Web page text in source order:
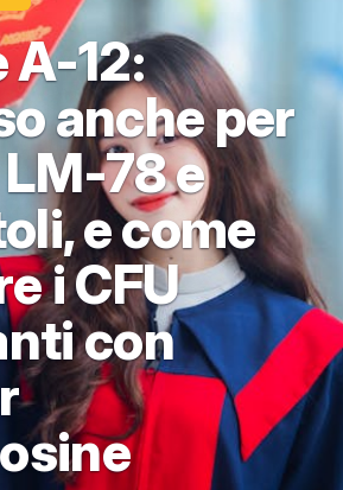
A-12:
anche per
78 e
e come
i CFU
con